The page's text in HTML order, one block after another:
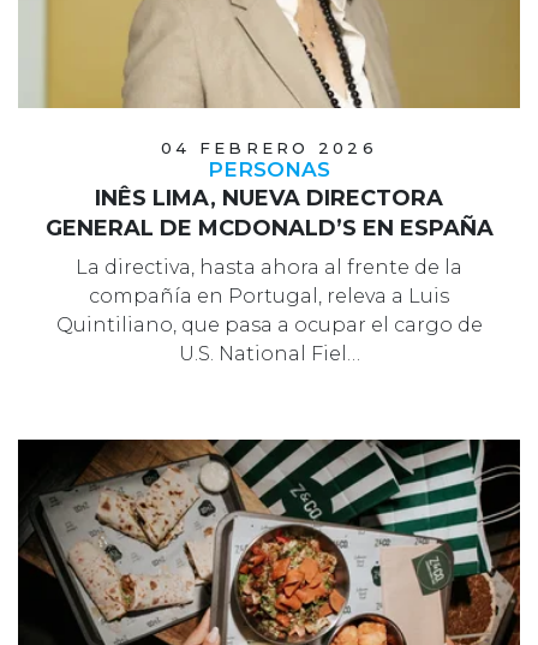
04 FEBRERO 2026
PERSONAS
INÊS LIMA, NUEVA DIRECTORA
GENERAL DE MCDONALD’S EN ESPAÑA
La directiva, hasta ahora al frente de la
compañía en Portugal, releva a Luis
Quintiliano, que pasa a ocupar el cargo de
U.S. National Fiel…